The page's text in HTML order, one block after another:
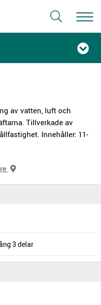
av vatten, luft och
Tillverkade av
Innehåller: 11-
3 delar